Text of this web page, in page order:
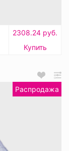
2308.24 руб.
Купить
Распродажа